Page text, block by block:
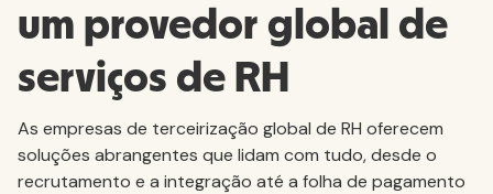
um provedor global de
serviços de RH
As empresas de terceirização global de RH oferecem
soluções abrangentes que lidam com tudo, desde o
recrutamento e a integração até a folha de pagamento